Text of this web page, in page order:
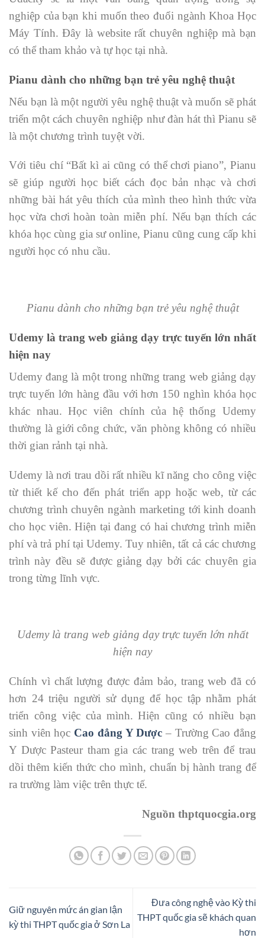
nghiệp của bạn khi muốn theo đuổi ngành Khoa Học
Máy Tính. Đây là website rất chuyên nghiệp mà bạn
có thể tham khảo và tự học tại nhà.
Pianu dành cho những bạn trẻ yêu nghệ thuật
Nếu bạn là một người yêu nghệ thuật và muốn sẽ phát
triển một cách chuyên nghiệp như đàn hát thì Pianu sẽ
là một chương trình tuyệt vời.
Với tiêu chí “Bất kì ai cũng có thể chơi piano”, Pianu
sẽ giúp người học biết cách đọc bản nhạc và chơi
những bài hát yêu thích của mình theo hình thức vừa
học vừa chơi hoàn toàn miễn phí. Nếu bạn thích các
khóa học cùng gia sư online, Pianu cũng cung cấp khi
người học có nhu cầu.
Pianu dành cho những bạn trẻ yêu nghệ thuật
Udemy là trang web giảng dạy trực tuyến lớn nhất
hiện nay
Udemy đang là một trong những trang web giảng dạy
trực tuyến lớn hàng đầu với hơn 150 nghìn khóa học
khác nhau. Học viên chính của hệ thống Udemy
thường là giới công chức, văn phòng không có nhiều
thời gian rảnh tại nhà.
Udemy là nơi trau dồi rất nhiều kĩ năng cho công việc
từ thiết kế cho đến phát triển app hoặc web, từ các
chương trình chuyên ngành marketing tới kinh doanh
cho học viên. Hiện tại đang có hai chương trình miễn
phí và trả phí tại Udemy. Tuy nhiên, tất cả các chương
trình này đều sẽ được giảng dạy bởi các chuyên gia
trong từng lĩnh vực.
Udemy là trang web giảng dạy trực tuyến lớn nhất
hiện nay
Chính vì chất lượng được đảm bảo, trang web đã có
hơn 24 triệu người sử dụng để học tập nhằm phát
triển công việc của mình. Hiện cũng có nhiều bạn
sinh viên học Cao đẳng Y Dược – Trường Cao đẳng
Y Dược Pasteur tham gia các trang web trên để trau
dồi thêm kiến thức cho mình, chuẩn bị hành trang để
ra trường làm việc trên thực tế.
Nguồn thptquocgia.org
Giữ nguyên mức án gian lận
kỳ thi THPT quốc gia ở Sơn La
Đưa công nghệ vào Kỳ thi
THPT quốc gia sẽ khách quan
hơn